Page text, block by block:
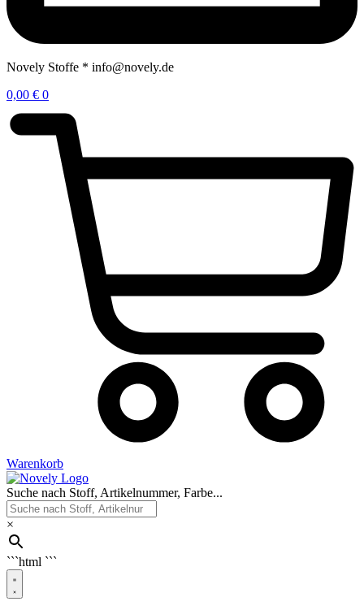
Novely Stoffe * info@novely.de
0,00 € 0
Warenkorb
Suche nach Stoff, Artikelnummer, Farbe...
×
```html ```